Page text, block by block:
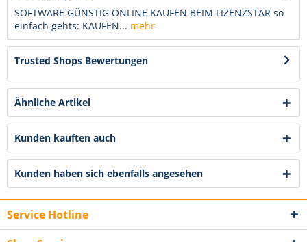
SOFTWARE GÜNSTIG ONLINE KAUFEN BEIM LIZENZSTAR so
einfach gehts: KAUFEN... mehr
Trusted Shops Bewertungen
Ähnliche Artikel
Kunden kauften auch
Kunden haben sich ebenfalls angesehen
Service Hotline